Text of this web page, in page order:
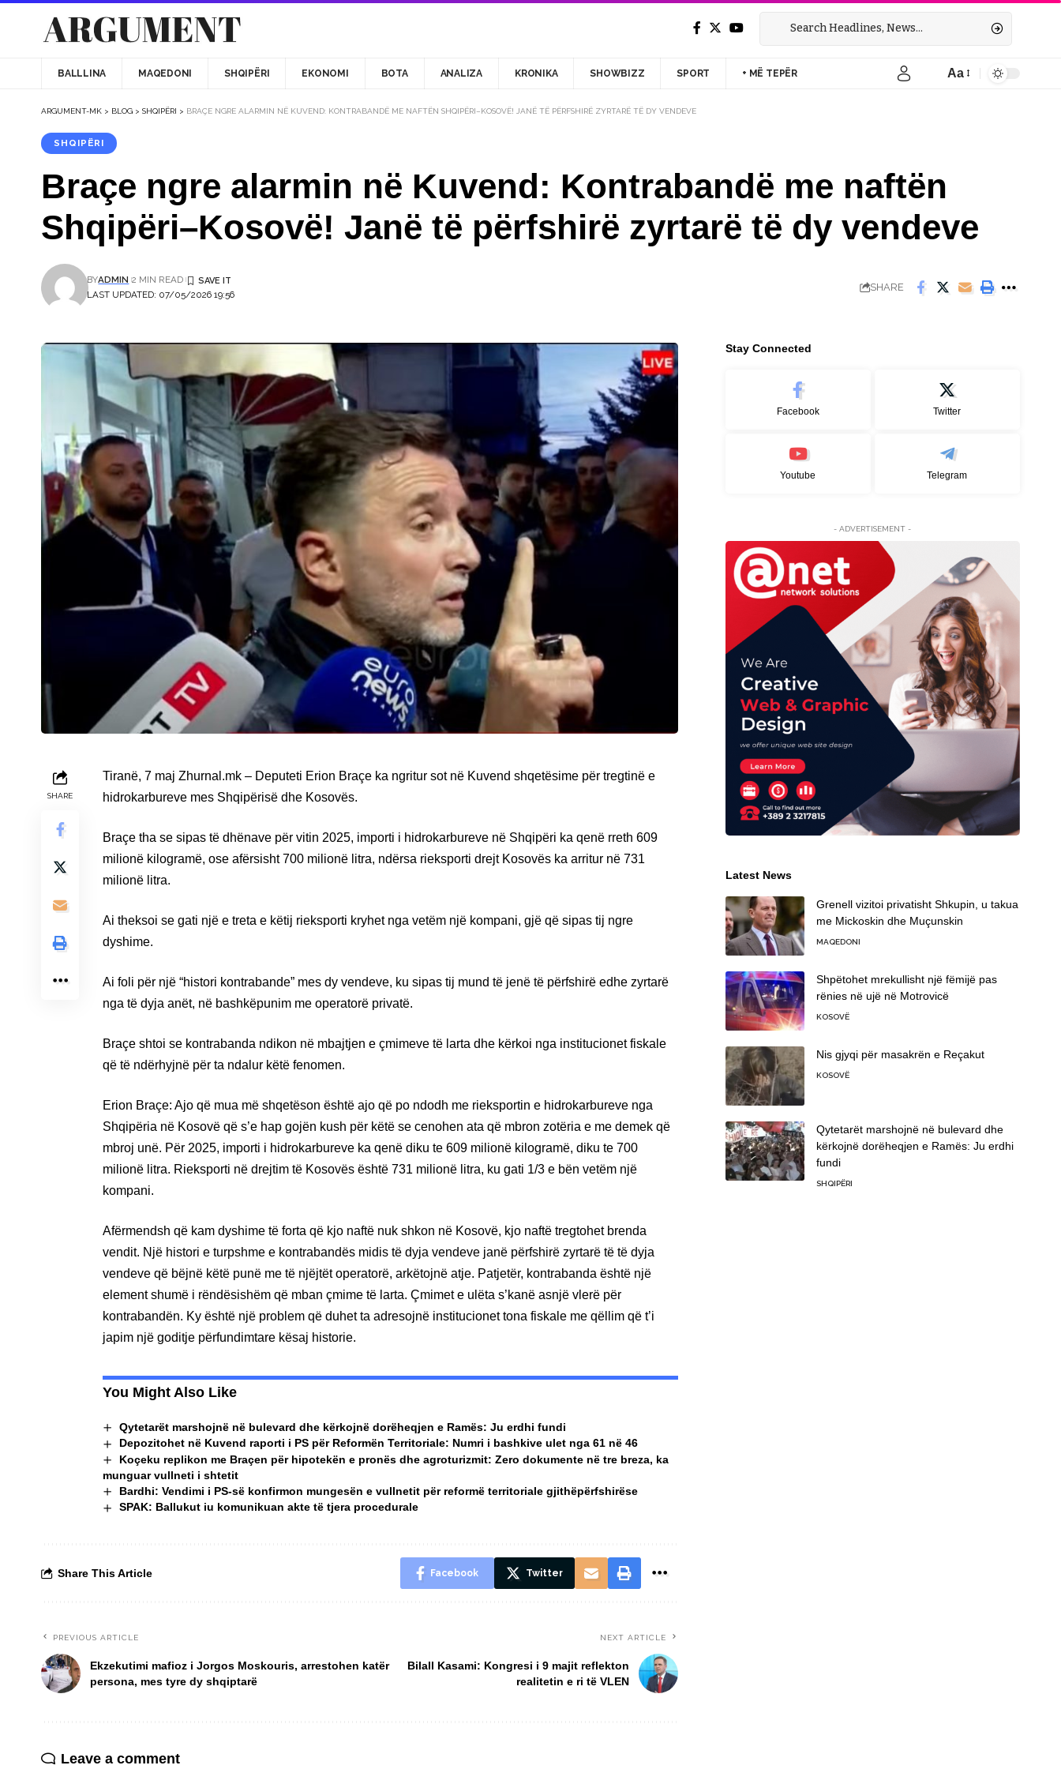
BALLLINA MAQEDONI SHQIPËRI EKONOMI BOTA ANALIZA KRONIKA SHOWBIZZ SPORT + MË TEPËR Aa
ARGUMENT-MK > BLOG > SHQIPËRI > BRAÇE NGRE ALARMIN NË KUVEND: KONTRABANDË ME NAFTËN SHQIPËRI–KOSOVË! JANË TË PËRFSHIRË ZYRTARË TË DY VENDEVE
SHQIPËRI
Braçe ngre alarmin në Kuvend: Kontrabandë me naftën
Shqipëri–Kosovë! Janë të përfshirë zyrtarë të dy vendeve
LAST UPDATED: 07/05/2026 19:56
BYADMIN 2 MIN READ
SHARE
SHARE
Tiranë, 7 maj Zhurnal.mk – Deputeti Erion Braçe ka ngritur sot në Kuvend shqetësime për tregtinë e
hidrokarbureve mes Shqipërisë dhe Kosovës.
Braçe tha se sipas të dhënave për vitin 2025, importi i hidrokarbureve në Shqipëri ka qenë rreth 609
milionë kilogramë, ose afërsisht 700 milionë litra, ndërsa rieksporti drejt Kosovës ka arritur në 731
milionë litra.
Ai theksoi se gati një e treta e këtij rieksporti kryhet nga vetëm një kompani, gjë që sipas tij ngre
dyshime.
Ai foli për një “histori kontrabande” mes dy vendeve, ku sipas tij mund të jenë të përfshirë edhe zyrtarë
nga të dyja anët, në bashkëpunim me operatorë privatë.
Braçe shtoi se kontrabanda ndikon në mbajtjen e çmimeve të larta dhe kërkoi nga institucionet fiskale
që të ndërhyjnë për ta ndalur këtë fenomen.
Erion Braçe: Ajo që mua më shqetëson është ajo që po ndodh me rieksportin e hidrokarbureve nga
Shqipëria në Kosovë që s’e hap gojën kush për këtë se cenohen ata që mbron zotëria e me demek që
mbroj unë. Për 2025, importi i hidrokarbureve ka qenë diku te 609 milionë kilogramë, diku te 700
milionë litra. Rieksporti në drejtim të Kosovës është 731 milionë litra, ku gati 1/3 e bën vetëm një
kompani.
Afërmendsh që kam dyshime të forta që kjo naftë nuk shkon në Kosovë, kjo naftë tregtohet brenda
vendit. Një histori e turpshme e kontrabandës midis të dyja vendeve janë përfshirë zyrtarë të të dyja
vendeve që bëjnë këtë punë me të njëjtët operatorë, arkëtojnë atje. Patjetër, kontrabanda është një
element shumë i rëndësishëm që mban çmime të larta. Çmimet e ulëta s’kanë asnjë vlerë për
kontrabandën. Ky është një problem që duhet ta adresojnë institucionet tona fiskale me qëllim që t’i
japim një goditje përfundimtare kësaj historie.
You Might Also Like
Qytetarët marshojnë në bulevard dhe kërkojnë dorëheqjen e Ramës: Ju erdhi fundi
Depozitohet në Kuvend raporti i PS për Reformën Territoriale: Numri i bashkive ulet nga 61 në 46
Koçeku replikon me Braçen për hipotekën e pronës dhe agroturizmit: Zero dokumente në tre breza, ka
munguar vullneti i shtetit
Bardhi: Vendimi i PS-së konfirmon mungesën e vullnetit për reformë territoriale gjithëpërfshirëse
SPAK: Ballukut iu komunikuan akte të tjera procedurale
Share This Article Facebook Twitter
PREVIOUS ARTICLE
Ekzekutimi mafioz i Jorgos Moskouris, arrestohen katër
persona, mes tyre dy shqiptarë
NEXT ARTICLE
Bilall Kasami: Kongresi i 9 majit reflekton
realitetin e ri të VLEN
Leave a comment
Stay Connected
Facebook Twitter
Youtube Telegram
- ADVERTISEMENT -
Latest News
Grenell vizitoi privatisht Shkupin, u takua
me Mickoskin dhe Muçunskin
MAQEDONI
Shpëtohet mrekullisht një fëmijë pas
rënies në ujë në Motrovicë
KOSOVË
Nis gjyqi për masakrën e Reçakut
KOSOVË
Qytetarët marshojnë në bulevard dhe
kërkojnë dorëheqjen e Ramës: Ju erdhi
fundi
SHQIPËRI